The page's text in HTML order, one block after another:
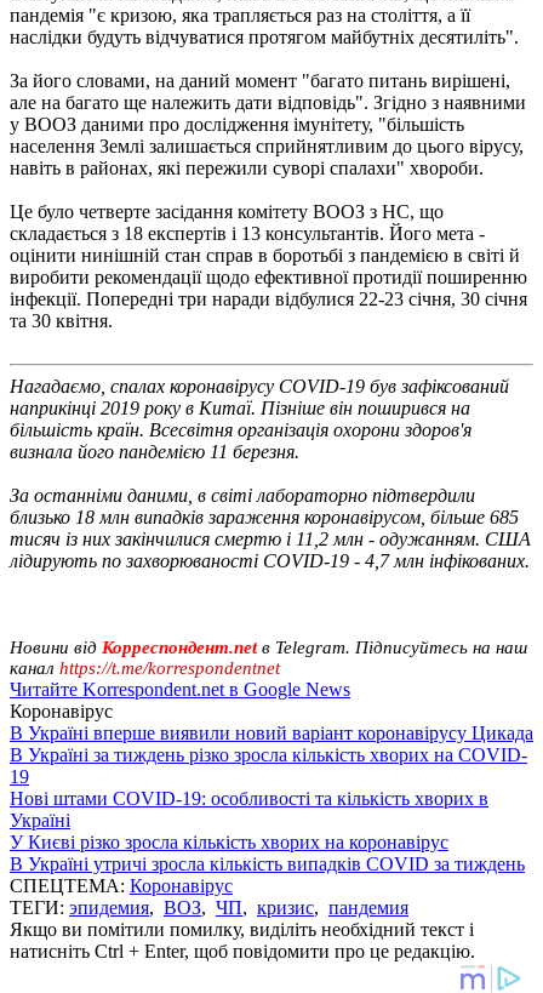
пандемія "є кризою, яка трапляється раз на століття, а її
наслідки будуть відчуватися протягом майбутніх десятиліть".
За його словами, на даний момент "багато питань вирішені,
але на багато ще належить дати відповідь". Згідно з наявними
у ВООЗ даними про дослідження імунітету, "більшість
населення Землі залишається сприйнятливим до цього вірусу,
навіть в районах, які пережили суворі спалахи" хвороби.
Це було четверте засідання комітету ВООЗ з НС, що
складається з 18 експертів і 13 консультантів. Його мета -
оцінити нинішній стан справ в боротьбі з пандемією в світі й
виробити рекомендації щодо ефективної протидії поширенню
інфекції. Попередні три наради відбулися 22-23 січня, 30 січня
та 30 квітня.
Нагадаємо, спалах коронавірусу COVID-19 був зафіксований
наприкінці 2019 року в Китаї. Пізніше він поширився на
більшість країн. Всесвітня організація охорони здоров'я
визнала його пандемією 11 березня.
За останніми даними, в світі лабораторно підтвердили
близько 18 млн випадків зараження коронавірусом, більше 685
тисяч із них закінчилися смертю і 11,2 млн - одужанням. США
лідирують по захворюваності COVID-19 - 4,7 млн ​​інфікованих.
Новини від Корреспондент.netв Telegram. Підписуйтесь на наш
канал https://t.me/korrespondentnet
Читайте Korrespondent.net в Google News
Коронавірус
В Україні вперше виявили новий варіант коронавірусу Цикада
В Україні за тиждень різко зросла кількість хворих на COVID-
19
Нові штами COVID-19: особливості та кількість хворих в
Україні
У Києві різко зросла кількість хворих на коронавірус
В Україні утричі зросла кількість випадків COVID за тиждень
СПЕЦТЕМА: Коронавірус
ТЕГИ: эпидемия, ВОЗ, ЧП, кризис, пандемия
Якщо ви помітили помилку, виділіть необхідний текст і
натисніть Ctrl + Enter, щоб повідомити про це редакцію.